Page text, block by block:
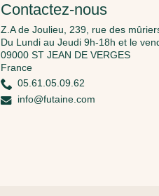
Contactez-nous
Z.A de Joulieu, 239, rue des
Du Lundi au Jeudi 9h-18h et le
09000 ST JEAN DE VERGES
France
05.61.05.09.62
info@futaine.com